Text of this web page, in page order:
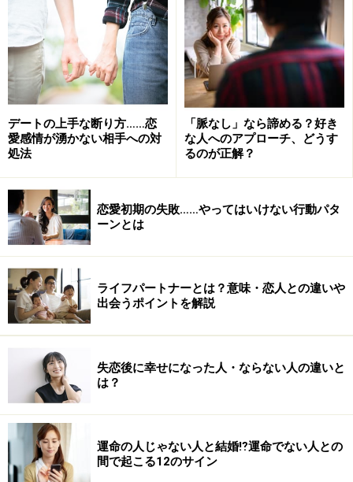
1位：(53%) 返事が適当
2位：(42%) メールの返信がない
3位：(39%) 話を聞いてない、覚えていない
4位：(31%) 相手からメールがこない
5位：(25%) 二人になるのを避ける
これらは男女問わずに大きなポイントはどれも一緒で
位が高くない」
えます。
1位、3位である「適当な返事や話を覚えていない」、こ
れは自らに置き換えてみればわかりますが、好きな相手
であれば会話していて適当な返事をしたり、他のことを
考えて上の空だったりなどという会話は絶対に行われな
2位、4位にも入っていますが、恋愛の初期段階で一番身
近で多いコミュニケーションはメールといえます。当た
り前ですがメールの内容や返信の早さなどは相手を思う
気持ちと大きく比例するものです。
デートの上手な断り方……恋
愛感情が湧かない相手への対
処法
「脈なし」なら諦める？好き
な人へのアプローチ、どうす
るのが正解？
恋愛初期の失敗……やってはいけない行動パタ
ーンとは
ライフパートナーとは？意味・恋人との違いや
出会うポイントを解説
失恋後に幸せになった人・ならない人の違いと
は？
運命の人じゃない人と結婚⁉運命でない人との
間で起こる12のサイン